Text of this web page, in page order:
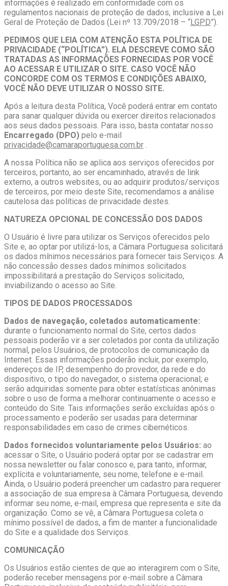
informações é realizado em conformidade com os
regulamentos nacionais de proteção de dados, inclusive a Lei
Geral de Proteção de Dados (Lei nº 13.709/2018 – “LGPD”).
PEDIMOS QUE LEIA COM ATENÇÃO ESTA POLÍTICA DE
PRIVACIDADE (“POLÍTICA”). ELA DESCREVE COMO SÃO
TRATADAS AS INFORMAÇÕES FORNECIDAS POR VOCÊ
AO ACESSAR E UTILIZAR O SITE. CASO VOCÊ NÃO
CONCORDE COM OS TERMOS E CONDIÇÕES ABAIXO,
VOCÊ NÃO DEVE UTILIZAR O NOSSO SITE.
Após a leitura desta Política, Você poderá entrar em contato
para sanar qualquer dúvida ou exercer direitos relacionados
aos seus dados pessoais. Para isso, basta contatar nosso
Encarregado (DPO) pelo e-mail
privacidade@camaraportuguesa.com.br .
A nossa Política não se aplica aos serviços oferecidos por
terceiros, portanto, ao ser encaminhado, através de link
externo, a outros websites, ou ao adquirir produtos/serviços
de terceiros, por meio deste Site, recomendamos a análise
cautelosa das políticas de privacidade destes.
NATUREZA OPCIONAL DE CONCESSÃO DOS DADOS
O Usuário é livre para utilizar os Serviços oferecidos pelo
Site e, ao optar por utilizá-los, a Câmara Portuguesa solicitará
os dados mínimos necessários para fornecer tais Serviços. A
não concessão desses dados mínimos solicitados
impossibilitará a prestação do Serviços solicitado,
inviabilizando o acesso ao Site.
TIPOS DE DADOS PROCESSADOS
Dados de navegação, coletados automaticamente:
durante o funcionamento normal do Site, certos dados
pessoais poderão vir a ser coletados por conta da utilização
normal, pelos Usuários, de protocolos de comunicação da
Internet. Essas informações poderão incluir, por exemplo,
endereços de IP, desempenho do provedor, da rede e do
dispositivo, o tipo do navegador, o sistema operacional; e
serão adquiridas somente para obter estatísticas anônimas
sobre o uso de forma a melhorar continuamente o acesso e
conteúdo do Site. Tais informações serão excluídas após o
processamento e poderão ser usadas para determinar
responsabilidades em caso de crimes cibernéticos.
Dados fornecidos voluntariamente pelos Usuários: ao
acessar o Site, o Usuário poderá optar por se cadastrar em
nossa newsletter ou falar conosco e, para tanto, informar,
explícita e voluntariamente, seu nome, telefone e e-mail.
Ainda, o Usuário poderá preencher um cadastro para requerer
a associação de sua empresa à Câmara Portuguesa, devendo
informar seu nome, e-mail, empresa que representa e site da
organização. Como se vê, a Câmara Portuguesa coleta o
mínimo possível de dados, a fim de manter a funcionalidade
do Site e a qualidade dos Serviços.
COMUNICAÇÃO
Os Usuários estão cientes de que ao interagirem com o Site,
poderão receber mensagens por e-mail sobre a Câmara